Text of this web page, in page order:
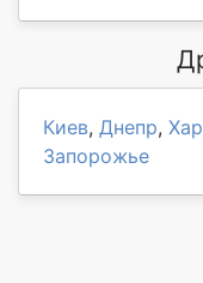
Киев, Днепр,
Запорожье